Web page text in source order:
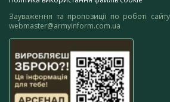
Зауваження та пропозиції по роботі
webmaster@armyinform.com.ua